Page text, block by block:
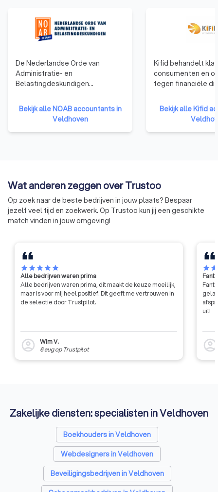
De Nederlandse Orde van
Administratie- en
Belastingdeskundigen
bedrijven en ondernemers,
ondersteunt
administratiekantoren en
belastingadviseurs, en zorgt
gespecialiseerd is in
administratieve en fiscale
dienstverlening voor mkb-
ondernemers. Ze hebben vaak
praktische ervaring binnen de
onderneming. NOAB-leden
hebben klantgerichtheid hoog in
het vaandel hebben staan.
Bekijk alle NOAB accountants in
Veldhoven
Kifid behandelt
consumenten en
tegen financiële
klachteninstituut.
adviseurs en
aangesloten bij
rechter.
Bekijk alle Kifid
Wat anderen zeggen over Trustoo
Op zoek naar de beste bedrijven in jouw plaats? Bespaar
jezelf veel tijd en zoekwerk. Op Trustoo kun jij een geschikte
match vinden in jouw omgeving!
starstarstarstarstar
Alle bedrijven waren prima
Alle bedrijven waren prima, dit maakt de keuze moeilijk,
maar is voor mij heel positief. Dit geeft me vertrouwen in
de selectie door Trustpilot.
account_circle
Wim V.
6 augop Trustpilot
starstar
uit!
account_circle
Zakelijke diensten: specialisten in Veldhoven
Boekhouders in Veldhoven
Webdesigners in Veldhoven
Beveiligingsbedrijven in Veldhoven